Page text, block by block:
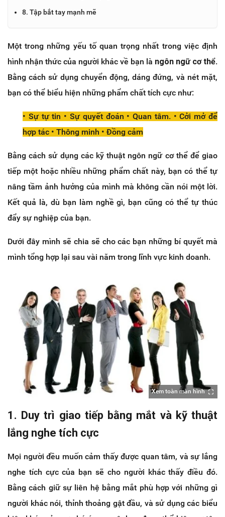
8. Tập bắt tay mạnh mẽ
Một trong những yếu tố quan trọng nhất trong việc định
hình nhận thức của người khác về bạn là ngôn ngữ cơ thể.
Bằng cách sử dụng chuyển động, dáng đứng, và nét mặt,
bạn có thể biểu hiện những phẩm chất tích cực như:
• Sự tự tin • Sự quyết đoán • Quan tâm. • Cởi mở để
hợp tác • Thông minh • Đồng cảm
Bằng cách sử dụng các kỹ thuật ngôn ngữ cơ thể để giao
tiếp một hoặc nhiều những phẩm chất này, bạn có thể tự
nâng tầm ảnh hưởng của mình mà không cần nói một lời.
Kết quả là, dù bạn làm nghề gì, bạn cũng có thể tự thúc
đẩy sự nghiệp của bạn.
Dưới đây mình sẽ chia sẽ cho các bạn những bí quyết mà
mình tổng hợp lại sau vài năm trong lĩnh vực kinh doanh.
Xem toàn màn hình
1. Duy trì giao tiếp bằng mắt và kỹ thuật
lắng nghe tích cực
Mọi người đều muốn cảm thấy được quan tâm, và sự lắng
nghe tích cực của bạn sẽ cho người khác thấy điều đó.
Bằng cách giữ sự liên hệ bằng mắt phù hợp với những gì
người khác nói, thỉnh thoảng gật đầu, và sử dụng các biểu